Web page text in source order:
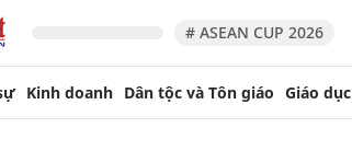
# ASEAN CUP 2026
Kinh doanh Dân tộc và Tôn giáo Giáo dục